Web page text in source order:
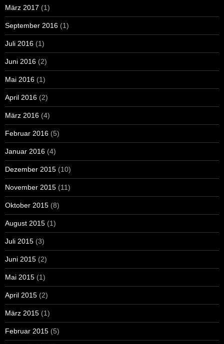
März 2017 (1)
September 2016 (1)
Juli 2016 (1)
Juni 2016 (2)
Mai 2016 (1)
April 2016 (2)
März 2016 (4)
Februar 2016 (5)
Januar 2016 (4)
Dezember 2015 (10)
November 2015 (11)
Oktober 2015 (8)
August 2015 (1)
Juli 2015 (3)
Juni 2015 (2)
Mai 2015 (1)
April 2015 (2)
März 2015 (1)
Februar 2015 (5)